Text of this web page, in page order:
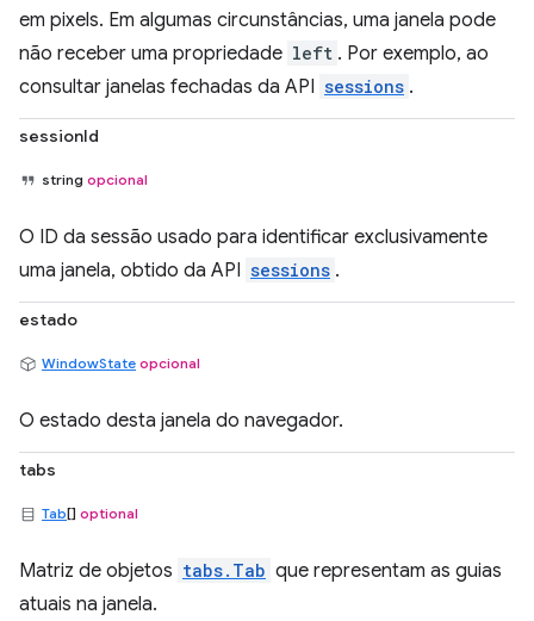
em pixels. Em algumas circunstâncias, uma janela pode
não receber uma propriedade left . Por exemplo, ao
consultar janelas fechadas da API sessions .
sessionId
string opcional
O ID da sessão usado para identificar exclusivamente
uma janela, obtido da API sessions .
estado
WindowState opcional
O estado desta janela do navegador.
tabs
Tab[] optional
Matriz de objetos tabs.Tab que representam as guias
atuais na janela.